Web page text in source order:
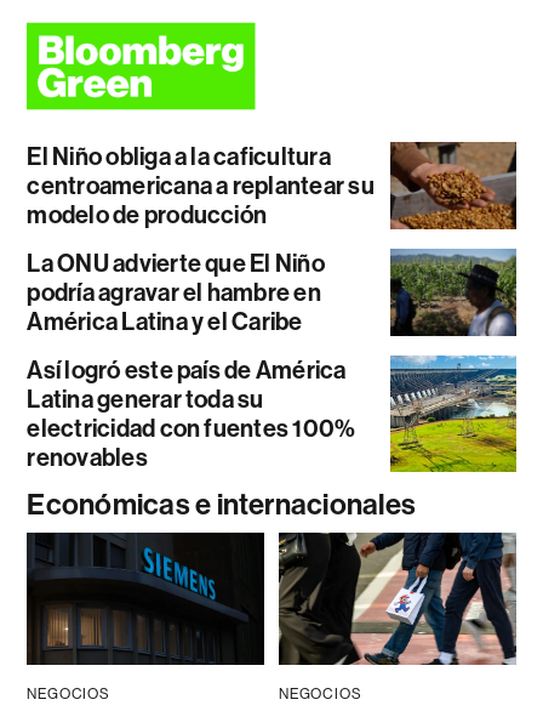
El Niño obliga a la caficultura
centroamericana a replantear su
modelo de producción
La ONU advierte que El Niño
podría agravar el hambre en
América Latina y el Caribe
Así logró este país de América
Latina generar toda su
electricidad con fuentes 100%
renovables
Económicas e internacionales
NEGOCIOS NEGOCIOS